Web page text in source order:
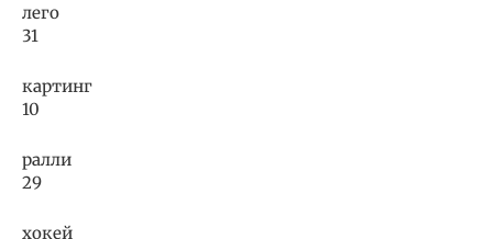
лего
31
картинг
10
ралли
29
хокей